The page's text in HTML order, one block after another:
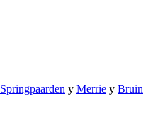
Springpaarden y Merrie y Bruin